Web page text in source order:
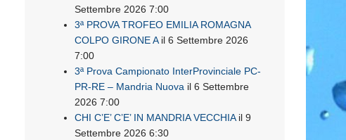
Settembre 2026 7:00
3ª PROVA TROFEO EMILIA ROMAGNA
COLPO GIRONE Ail 6 Settembre 2026
7:00
3ª Prova Campionato InterProvinciale PC-
PR-RE – Mandria Nuova il 6 Settembre
2026 7:00
CHI C’E’ C’E’ IN MANDRIA VECCHIAil 9
Settembre 2026 6:30